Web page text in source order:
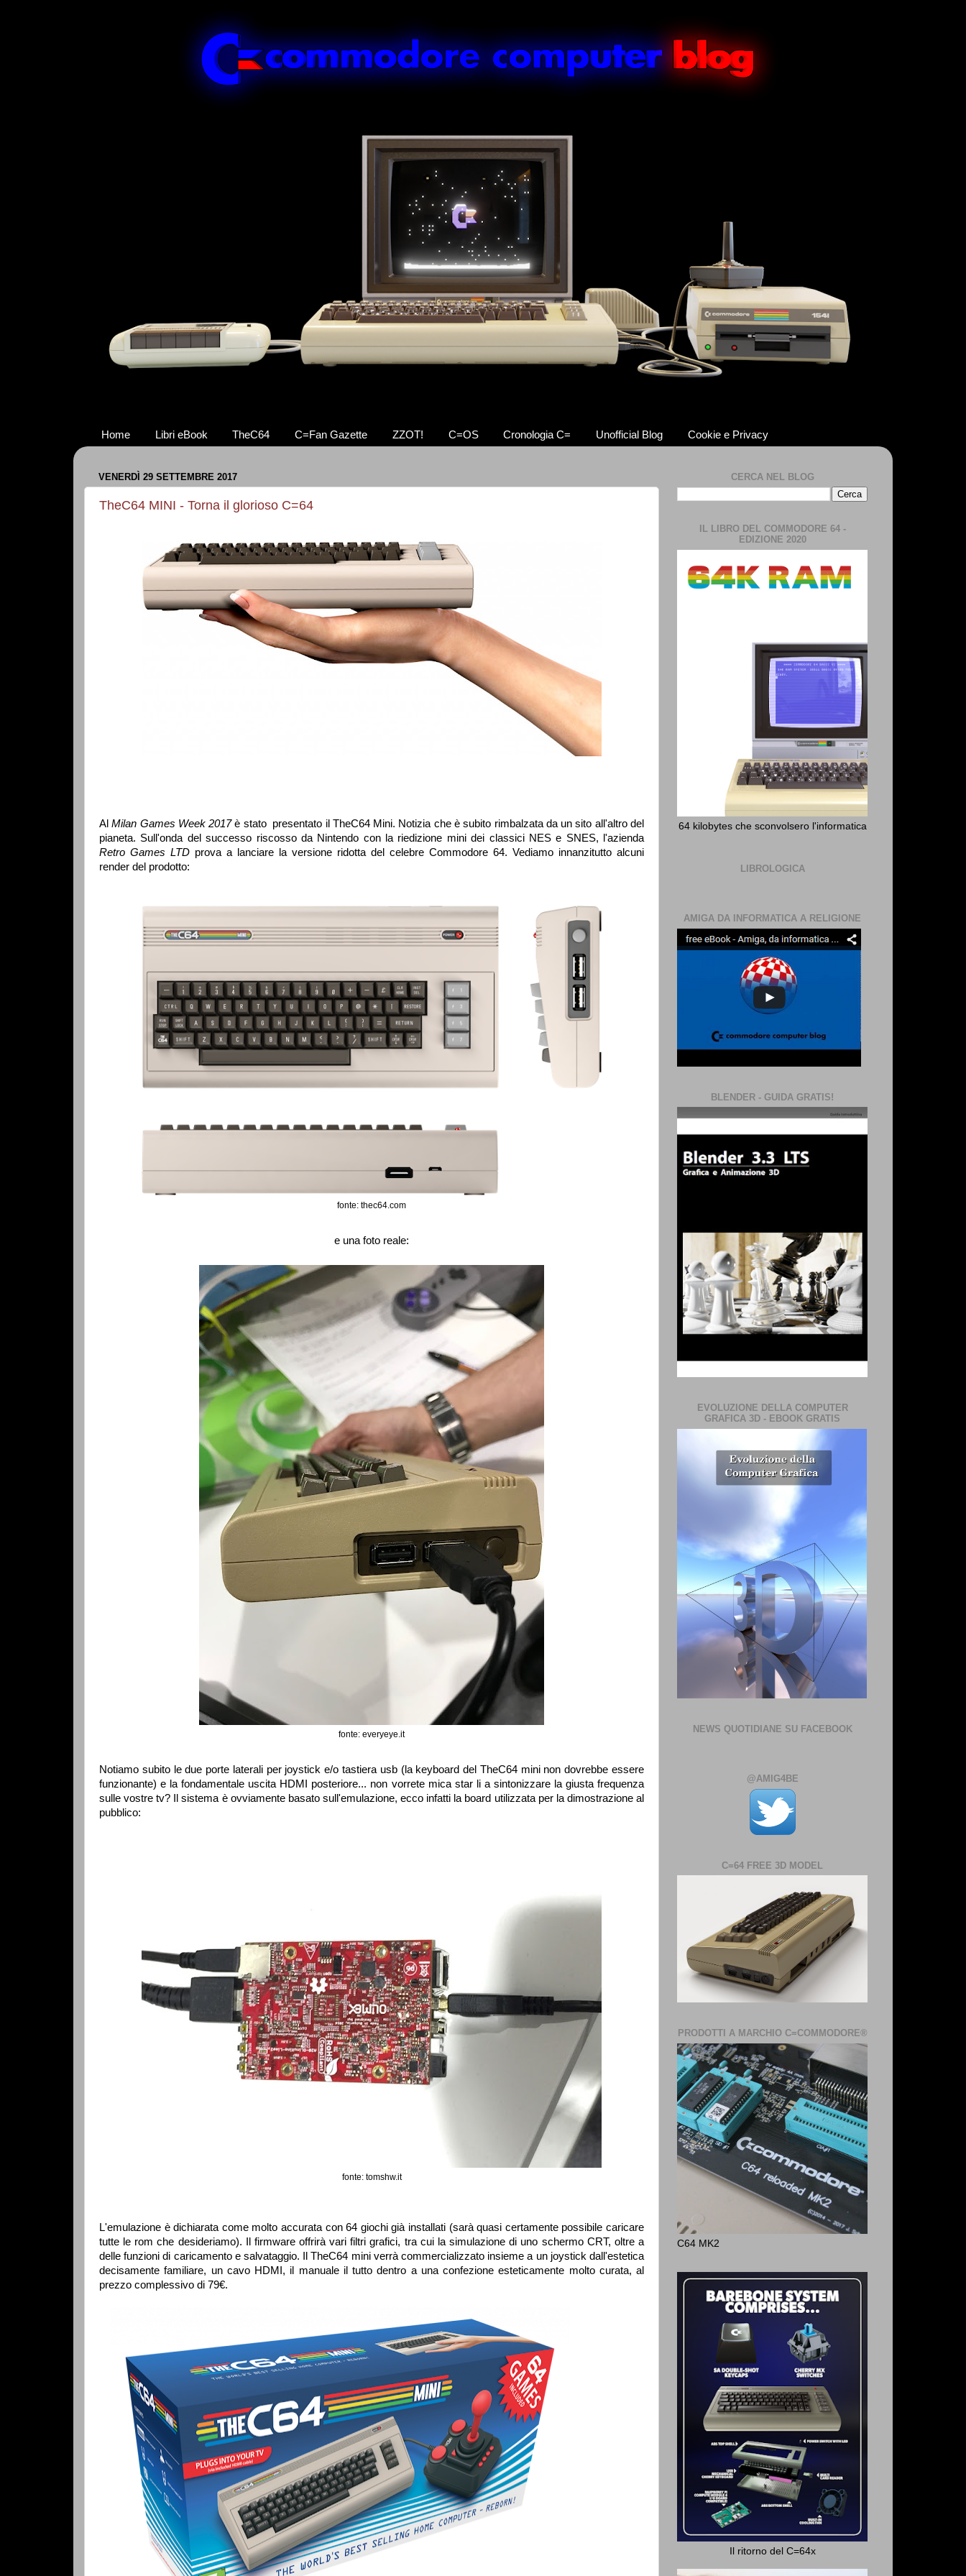
Home Libri eBook TheC64 C=Fan Gazette ZZOT! C=OS Cronologia C= Unofficial Blog Cookie e Privacy
VENERDÌ 29 SETTEMBRE 2017
TheC64 MINI - Torna il glorioso C=64
AlMilan Games Week 2017è stato presentato il TheC64 Mini. Notizia che è subito rimbalzata da un sito all'altro del
pianeta. Sull'onda del successo riscosso da Nintendo con la riedizione mini dei classici NES e SNES, l'azienda
Retro Games LTD prova a lanciare la versione ridotta del celebre Commodore 64. Vediamo innanzitutto alcuni
render del prodotto:
fonte: thec64.com
e una foto reale:
fonte: everyeye.it
Notiamo subito le due porte laterali per joystick e/o tastiera usb (la keyboard del TheC64 mini non dovrebbe essere
funzionante) e la fondamentale uscita HDMI posteriore... non vorrete mica star li a sintonizzare la giusta frequenza
sulle vostre tv? Il sistema è ovviamente basato sull'emulazione, ecco infatti la board utilizzata per la dimostrazione al
pubblico:
fonte: tomshw.it
L'emulazione è dichiarata come molto accurata con 64 giochi già installati (sarà quasi certamente possibile caricare
tutte le rom che desideriamo). Il firmware offrirà vari filtri grafici, tra cui la simulazione di uno schermo CRT, oltre a
delle funzioni di caricamento e salvataggio. Il TheC64 mini verrà commercializzato insieme a un joystick dall'estetica
decisamente familiare, un cavo HDMI, il manuale il tutto dentro a una confezione esteticamente molto curata, al
prezzo complessivo di 79€.
CERCA NEL BLOG
IL LIBRO DEL COMMODORE 64 -
EDIZIONE 2020
64 kilobytes che sconvolsero l'informatica
LIBROLOGICA
AMIGA DA INFORMATICA A RELIGIONE
BLENDER - GUIDA GRATIS!
EVOLUZIONE DELLA COMPUTER
GRAFICA 3D - EBOOK GRATIS
NEWS QUOTIDIANE SU FACEBOOK
@AMIG4BE
C=64 FREE 3D MODEL
PRODOTTI A MARCHIO C=COMMODORE®
C64 MK2
Il ritorno del C=64x